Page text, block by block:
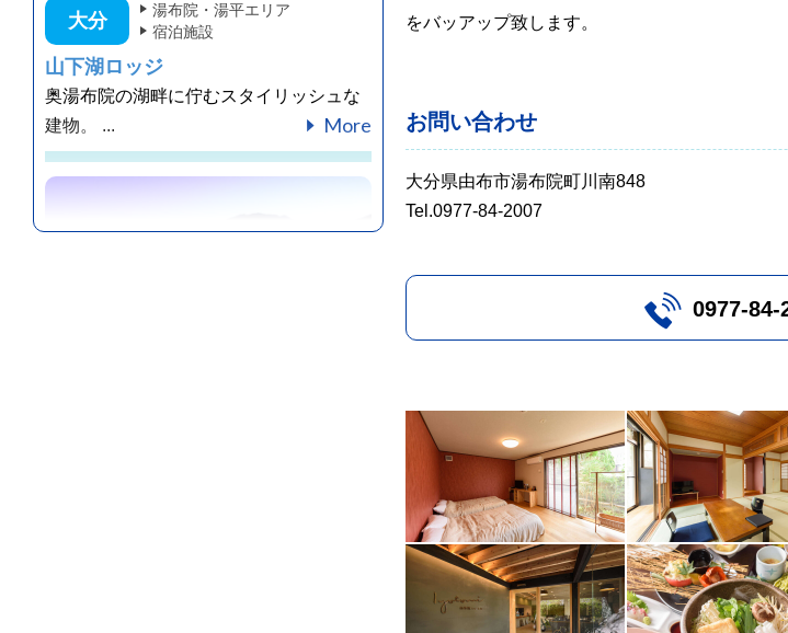
をバッアップ致します。
お問い合わせ
大分県由布市湯布院町川南848
Tel.0977-84-2007
0977-84-
大分
湯布院・湯平エリア
宿泊施設
山下湖ロッジ
奥湯布院の湖畔に佇むスタイリッシュな
建物。 ...
More